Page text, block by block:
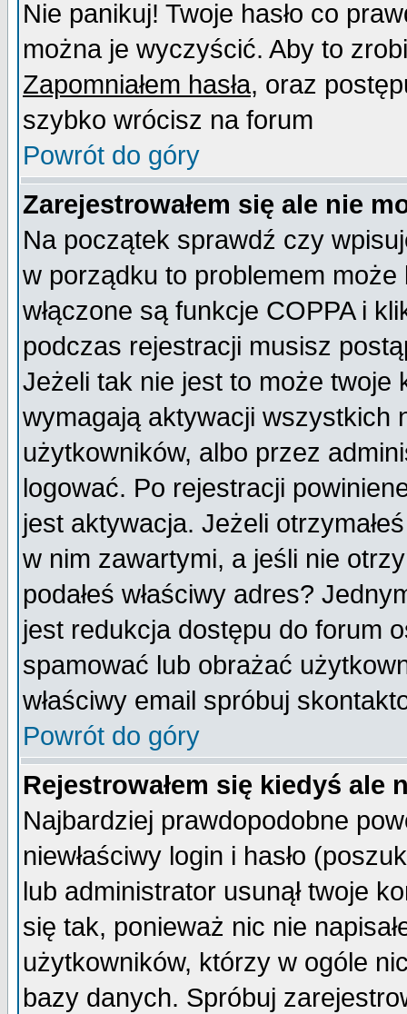
Nie panikuj! Twoje hasło co
można je wyczyścić. Aby to
Zapomniałem hasła, oraz
szybko wrócisz na forum
Powrót do góry
Zarejestrowałem się ale nie
Na początek sprawdź czy
w porządku to problemem
włączone są funkcje COPPA i
podczas rejestracji musisz
Jeżeli tak nie jest to może twoje
wymagają aktywacji wszystkich
użytkowników, albo przez
logować. Po rejestracji
jest aktywacja. Jeżeli
w nim zawartymi, a jeśli nie
podałeś właściwy adres?
jest redukcja dostępu do forum
spamować lub obrażać
właściwy email spróbuj
Powrót do góry
Rejestrowałem się kiedyś ale
Najbardziej prawdopodobne
niewłaściwy login i hasło
lub administrator usunął twoje
się tak, ponieważ nic nie
użytkowników, którzy w ogóle
bazy danych. Spróbuj